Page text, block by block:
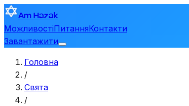
Am Hazak
МожливостіПитанняКонтакти
Завантажити
Головна
/
Свята
/